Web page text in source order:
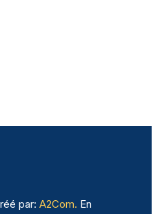
par: A2Com. En